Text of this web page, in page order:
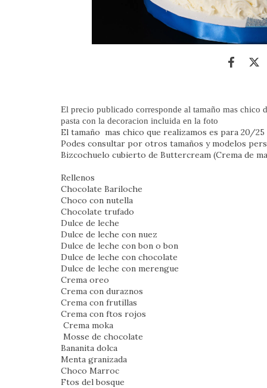
El precio publicado corresponde al tamaño mas chico
pasta con la decoracion incluida en la foto
El tamaño mas chico que realizamos es para 20/
Podes consultar por otros tamaños y modelos
Bizcochuelo cubierto de Buttercream (Crema de
Rellenos
Chocolate Bariloche
Choco con nutella
Chocolate trufado
Dulce de leche
Dulce de leche con nuez
Dulce de leche con bon o bon
Dulce de leche con chocolate
Dulce de leche con merengue
Crema oreo
Crema con duraznos
Crema con frutillas
Crema con ftos rojos
Crema moka
Mosse de chocolate
Bananita dolca
Menta granizada
Choco Marroc
Ftos del bosque